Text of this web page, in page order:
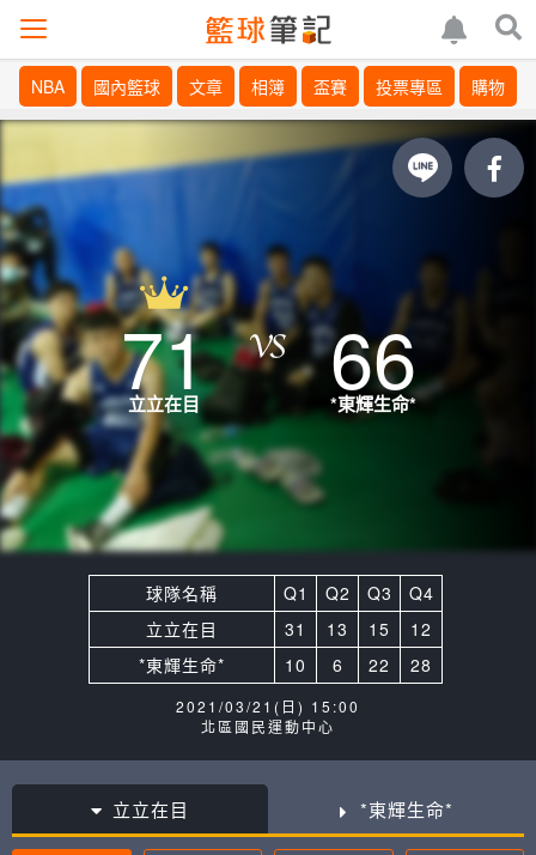
NBA 國內籃球 文章 相簿 盃賽 投票專區 購物
71
立立在目 66
*東輝生命*
球隊名稱 Q1 Q2 Q3
Q4
立立在目
31 13 15
12
*東輝生命*
10 6 22 28
2021/03/21(日) 15:00
北區國民運動中心
立立在目 *東輝生命*